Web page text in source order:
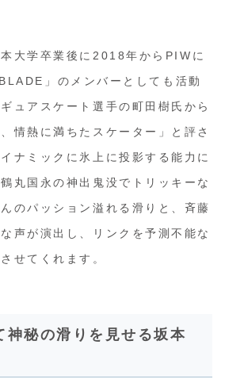
大学卒業後に2018年からPIWに
」のメンバーとしても活動
ュアスケート選手の町田樹氏から
情熱に満ちたスケーター」と評さ
ナミックに氷上に投影する能力に
丸国永の神出鬼没でトリッキーな
のパッション溢れる滑りと、斉藤
声が演出し、リンクを予測不能な
せてくれます。
神秘の滑りを見せる坂本